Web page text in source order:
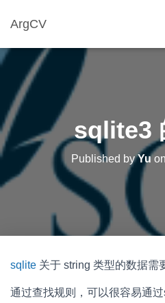
ArgCV
sqlite3
Published byYuon
sqlite 关于 string 类型的数据需
通过查找规则，可以很容易通